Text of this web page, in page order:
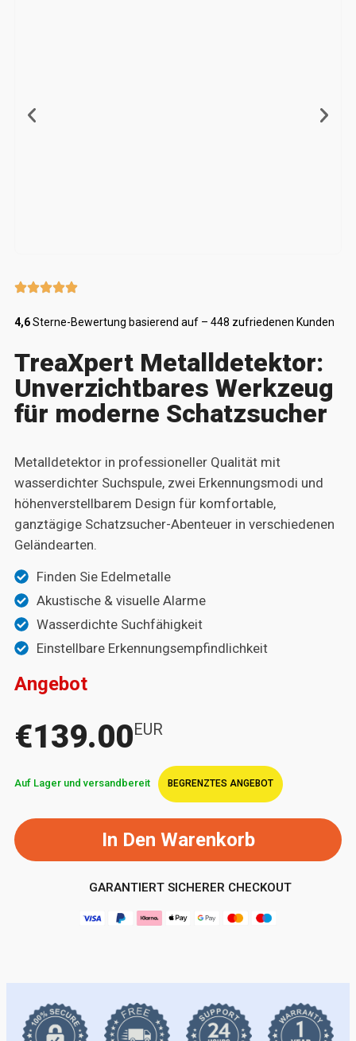
4,6Sterne-Bewertung basierend auf – 448 zufriedenen Kunden
TreaXpert Metalldetektor:
Unverzichtbares Werkzeug
für moderne Schatzsucher
Metalldetektor in professioneller Qualität mit
wasserdichter Suchspule, zwei Erkennungsmodi und
höhenverstellbarem Design für komfortable,
ganztägige Schatzsucher-Abenteuer in verschiedenen
Geländearten.
Finden Sie Edelmetalle
Akustische & visuelle Alarme
Wasserdichte Suchfähigkeit
Einstellbare Erkennungsempfindlichkeit
Angebot
€139.00EUR
Auf Lager und versandbereit BEGRENZTES ANGEBOT
In Den Warenkorb
GARANTIERT SICHERER CHECKOUT